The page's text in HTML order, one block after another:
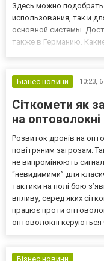
Здесь можно
использования, так и
основной системы.
также в Германию.
электронные сигареты
Бізнес новини 10:23,
Сіткомети як
на оптоволокні
Розвиток дронів на
повітряним загрозам.
не випромінюють
“невидимими” для
тактики на полі бою
впливу, серед яких
працює проти
оптоволокні керуються
Бізнес новини